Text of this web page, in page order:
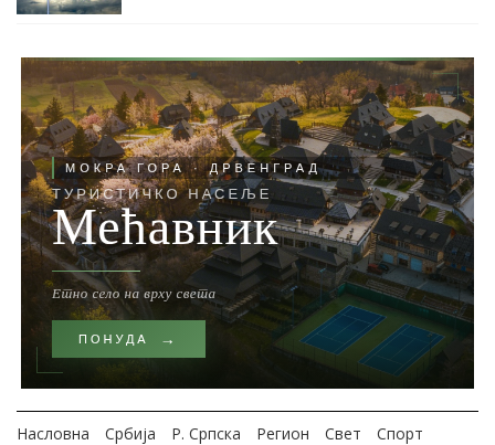
Насловна Србија Р. Српска Регион Свет
Спорт